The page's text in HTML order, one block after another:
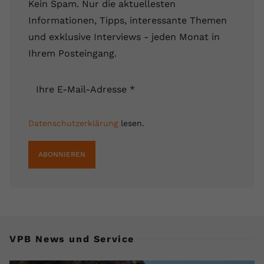
Kein Spam. Nur die aktuellesten
Informationen, Tipps, interessante Themen
und exklusive Interviews - jeden Monat in
Ihrem Posteingang.
Ihre E-Mail-Adresse *
Datenschutzerklärunglesen.
ABONNIEREN
VPB News und Service
Name yt.innertube::requests
Anbieter youtube.com
Zweck
Dieser von YouTube gesetzte Cookie
Daten darüber zu speichern, welche
Laufzeit Session
Dieser von YouTube gesetzte Cookie